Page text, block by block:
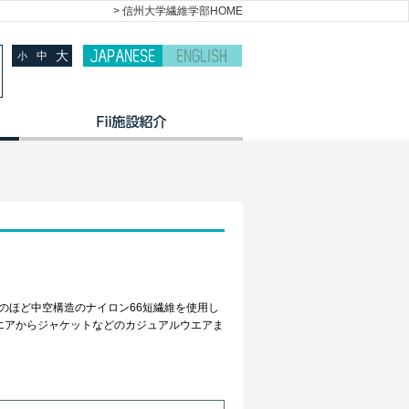
> 信州大学繊維学部HOME
小 中 大
ど中空構造のナイロン66短繊維を使用し
からジャケットなどのカジュアルウエアま